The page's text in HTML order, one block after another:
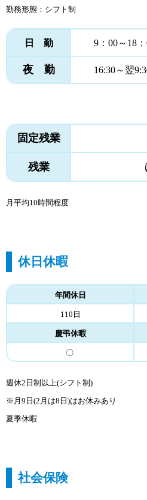
勤務形態：シフト制
日 勤 9：00～18
夜 勤 16:30～翌
固定残業
残業
月平均10時間程度
休日休暇
年間休日
110日
慶弔休暇
〇
週休2日制以上(シフト制)
※月9日(2月は8日)はお休みあり
夏季休暇
社会保険